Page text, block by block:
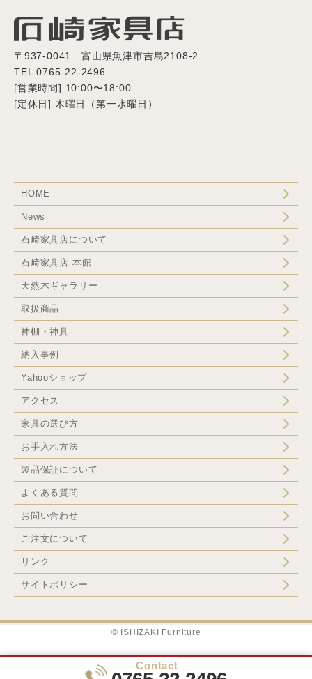
〒937-0041 富山県魚津市吉島2108-2
TEL 0765-22-2496
[営業時間] 10:00〜18:00
[定休日] 木曜日（第一水曜日）
HOME
News
石崎家具店について
石崎家具店 本館
天然木ギャラリー
取扱商品
神棚・神具
納入事例
Yahooショップ
アクセス
家具の選び方
お手入れ方法
製品保証について
よくある質問
お問い合わせ
ご注文について
リンク
サイトポリシー
© ISHIZAKI Furniture
Contact